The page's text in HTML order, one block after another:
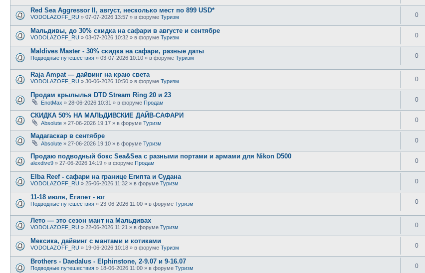
Red Sea Aggressor II, август, несколько мест по 899 USD*
VODOLAZOFF_RU » 07-07-2026 13:57 » в форуме Туризм 0
Мальдивы, до 30% скидка на сафари в августе и сентябре
VODOLAZOFF_RU » 03-07-2026 10:32 » в форуме Туризм 0
Maldives Master - 30% скидка на сафари, разные даты
Подводные путешествия » 03-07-2026 10:10 » в форуме Туризм 0
Raja Ampat — дайвинг на краю света
VODOLAZOFF_RU » 30-06-2026 10:50 » в форуме Туризм 0
Продам крылылья DTD Stream Ring 20 и 23
EnotMax » 28-06-2026 10:31 » в форуме Продам 0
СКИДКА 50% НА МАЛЬДИВСКИЕ ДАЙВ-САФАРИ
Absolute » 27-06-2026 19:17 » в форуме Туризм 0
Мадагаскар в сентябре
Absolute » 27-06-2026 19:10 » в форуме Туризм 0
Продаю подводный бокс Sea&Sea с разными портами и армами для Nikon D500
alexdive9 » 27-06-2026 14:19 » в форуме Продам 0
Elba Reef - сафари на границе Египта и Судана
VODOLAZOFF_RU » 25-06-2026 11:32 » в форуме Туризм 0
11-18 июля, Египет - юг
Подводные путешествия » 23-06-2026 11:00 » в форуме Туризм 0
Лето — это сезон мант на Мальдивах
VODOLAZOFF_RU » 22-06-2026 11:21 » в форуме Туризм 0
Мексика, дайвинг с мантами и котиками
VODOLAZOFF_RU » 19-06-2026 10:18 » в форуме Туризм 0
Brothers - Daedalus - Elphinstone, 2-9.07 и 9-16.07
Подводные путешествия » 18-06-2026 11:00 » в форуме Туризм 0